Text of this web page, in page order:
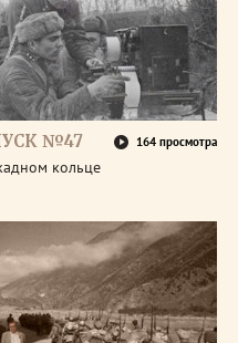
№47 164 просмотра
кольце